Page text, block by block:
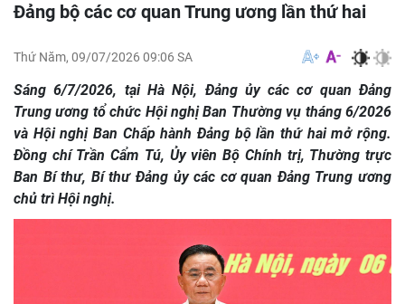
Đảng bộ các cơ quan Trung ương lần thứ hai
Thứ Năm, 09/07/2026 09:06 SA
Sáng 6/7/2026, tại Hà Nội, Đảng ủy các cơ quan Đảng
Trung ương tổ chức Hội nghị Ban Thường vụ tháng 6/2026
và Hội nghị Ban Chấp hành Đảng bộ lần thứ hai mở rộng.
Đồng chí Trần Cẩm Tú, Ủy viên Bộ Chính trị, Thường trực
Ban Bí thư, Bí thư Đảng ủy các cơ quan Đảng Trung ương
chủ trì Hội nghị.